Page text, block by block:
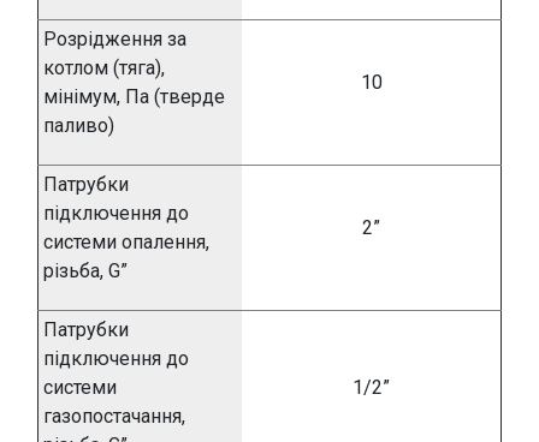
Розрідження за
котлом (тяга),
мінімум, Па (тверде
паливо)
10
Патрубки
підключення до
системи опалення,
різьба, G”
2”
Патрубки
підключення до
системи
газопостачання,
1/2”